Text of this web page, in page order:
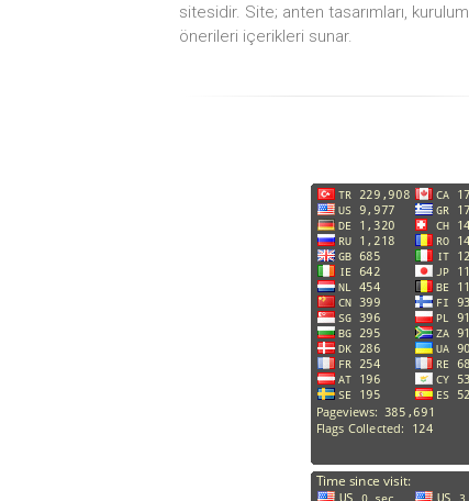
sitesidir. Site; anten tasarımları, kurulum
önerileri içerikleri sunar.